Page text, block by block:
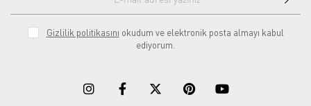
Gizlilik politikasını okudum ve elektronik posta almayı kabul
ediyorum.